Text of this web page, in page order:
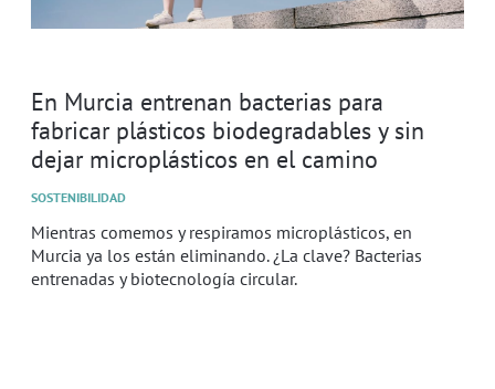
En Murcia entrenan bacterias para
fabricar plásticos biodegradables y sin
dejar microplásticos en el camino
SOSTENIBILIDAD
Mientras comemos y respiramos microplásticos, en
Murcia ya los están eliminando. ¿La clave? Bacterias
entrenadas y biotecnología circular.